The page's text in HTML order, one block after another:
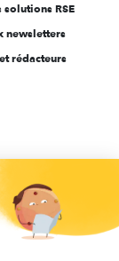
RSE
newsletters
rédacteurs